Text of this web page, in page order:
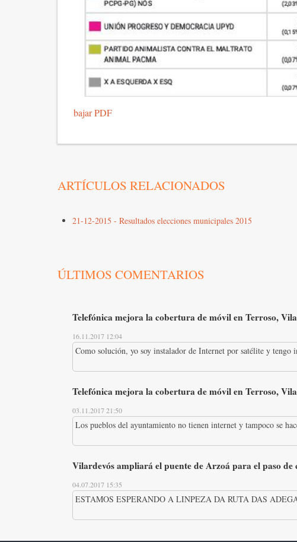
bajar PDF
ARTÍCULOS RELACIONADOS
21-12-2015 - Resultados elecciones municipales 2015
ÚLTIMOS COMENTARIOS
Telefónica mejora la cobertura de móvil en Terroso,
16.11.2017 12:04
Como solución, yo soy instalador de Internet por satélite y tengo
Telefónica mejora la cobertura de móvil en Terroso,
03.11.2017 21:50
Los pueblos del ayuntamiento no tienen internet y tampoco se
Vilardevós ampliará el puente de Arzoá para el paso de
04.07.2017 15:35
ESTAMOS ESPERANDO A LINPEZA DA RUTA DAS